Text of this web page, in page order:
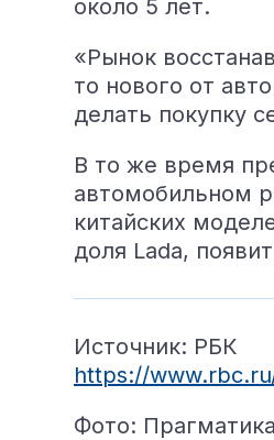
около 5 лет.
«Рынок
то нового от
делать покупку
В то же время
автомобильном
китайских
доля Lada,
Источник: РБК
https://
Фото: Прагматика